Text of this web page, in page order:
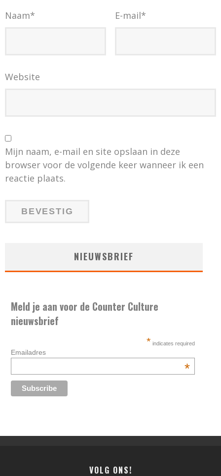
Naam* E-mail*
Website
Mijn naam, e-mail en site opslaan in deze
browser voor de volgende keer wanneer ik een
reactie plaats.
NIEUWSBRIEF
Meld je aan voor de Counter Culture
nieuwsbrief
* indicates required
Emailadres
*
VOLG ONS!